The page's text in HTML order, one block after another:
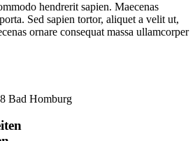
hendrerit sapien. Maecenas
Sed sapien tortor, aliquet a velit ut,
ornare consequat massa ullamcorper
Bad Homburg